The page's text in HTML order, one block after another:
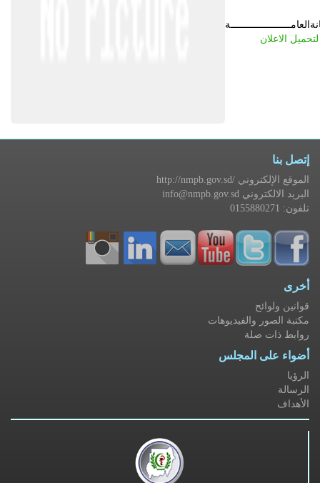
الاعلان
إتصل بنا
http://nmpb.gov.sd/ الموقع الإلكتروني
info@nmpb.gov.sd البريد الالكتروني
تلفون: 0155880271
أخرى
قوانين ولوائح
مكتبة الصور والفيديوهات
روابط ذات صلة
أضواء على المجلس
الرؤيا
الرسالة
الأهداف